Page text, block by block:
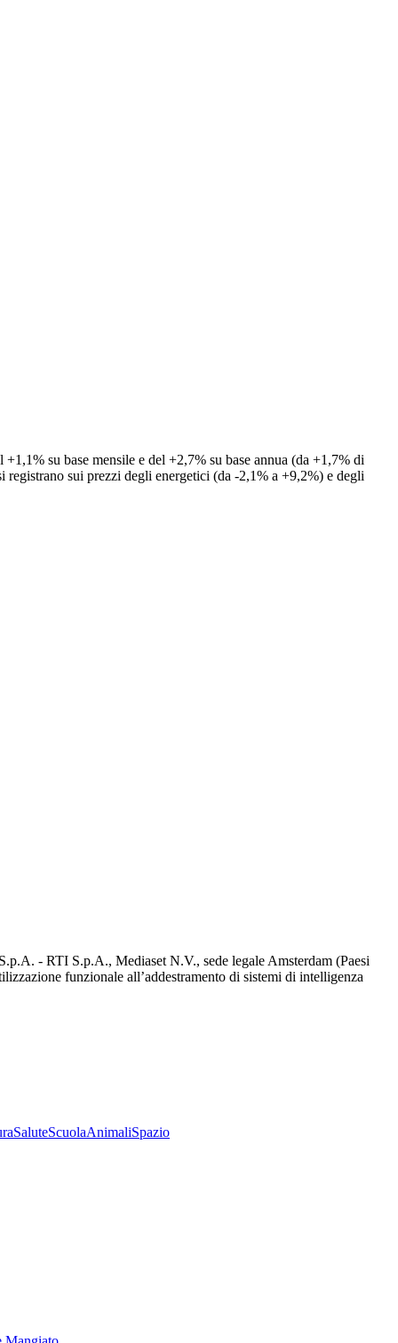
su base mensile e del +2,7% su base annua (da +1,7% di
sui prezzi degli energetici (da -2,1% a +9,2%) e degli
- RTI S.p.A., Mediaset N.V., sede legale Amsterdam (Paesi
funzionale all’addestramento di sistemi di intelligenza
SaluteScuolaAnimaliSpazio